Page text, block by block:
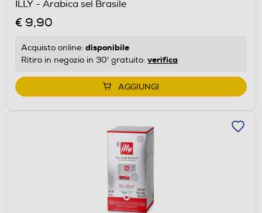
ILLY - Arabica sel Brasile
€ 9,90
Acquisto online: disponibile
Ritiro in negozio in 30' gratuito: verifica
AGGIUNGI